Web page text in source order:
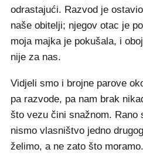
odrastajući. Razvod je
naše obitelji; njegov otac je
moja majka je pokušala, i
nije za nas.
Vidjeli smo i brojne parove
pa razvode, pa nam brak
što vezu čini snažnom. Rano
nismo vlasništvo jedno
želimo, a ne zato što